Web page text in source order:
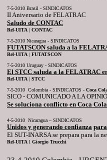
7-5-2010 Brasil - SINDICATOS
II Aniversario de FELATRAC
Saludo de CONTAC
Rel-UITA | CONTAC
7-5-2010 Nicaragua - SINDICATOS
FUTATSCON saluda a la
Rel-UITA | FUTATSCON
7-5-2010 Uruguay - SINDICATOS
El STCC saluda a la FELATRAC
Rel-UITA | STCC
7-5-2010 Colombia - SINDICATOS - Coca
SICO - COMUNICADO A LA
Se soluciona conflicto en Coca
4-5-2010 Nicaragua – SINDICATOS
Unidos y generando confianza
El SUT-INARSA se prepara para la
Rel-UITA l Giorgio Trucchi